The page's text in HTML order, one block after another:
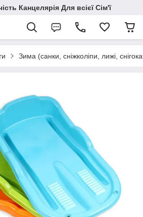
Канцелярія Для всієї Сім'ї
Зима (санки, сніжколіпи, лижі,